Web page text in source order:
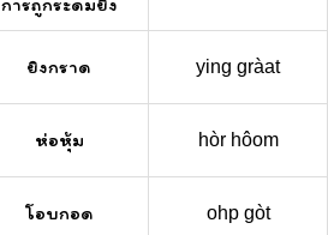
ยิงกราด ying gràat
ห่อหุ้ม hòr hôom
โอบกอด ohp gòt